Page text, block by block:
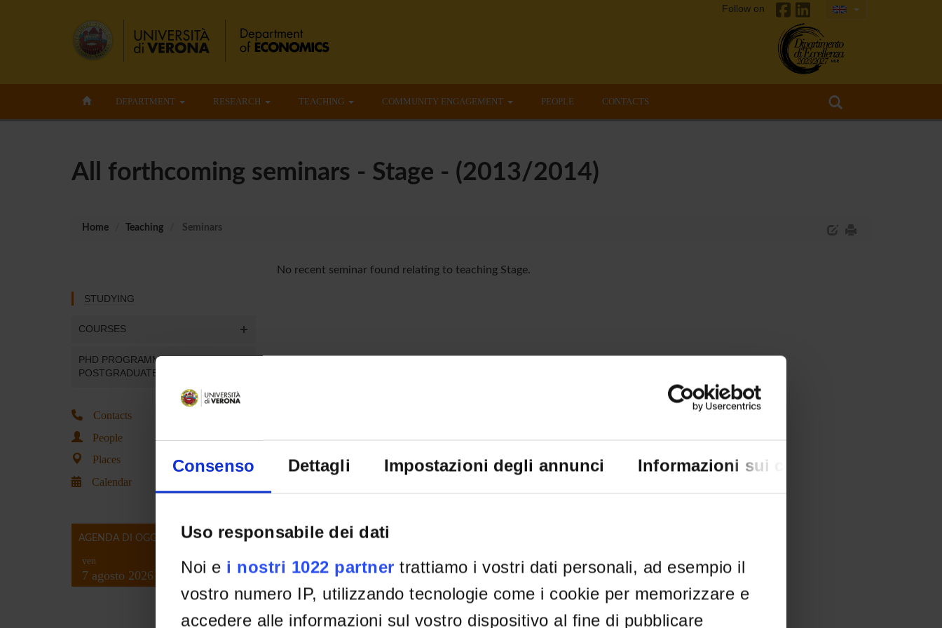
Consenso Dettagli Impostazioni degli annunci Informazioni sui cookie
Uso responsabile dei dati
Noi e i nostri 1022 partner trattiamo i vostri dati personali, ad esempio il
vostro numero IP, utilizzando tecnologie come i cookie per memorizzare e
accedere alle informazioni sul vostro dispositivo al fine di pubblicare
Follow on
DEPARTMENT RESEARCH TEACHING COMMUNITY ENGAGEMENT PEOPLE CONTACTS
All forthcoming seminars - Stage - (2013/2014)
Home Teaching Seminars
STUDYING
COURSES
PHD PROGRAMMES AND
POSTGRADUATE TRAINING
Contacts
People
Places
Calendar
AGENDA DI OGGI
ven
7 agosto 2026
No recent seminar found relating to teaching Stage.